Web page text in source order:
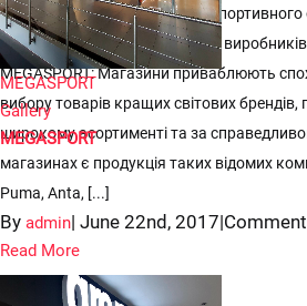
MEGASPORT
Gallery
MEGASPORT
мультибрендових магазинів спортивного
аксесуарів провідних світових
MEGASPORT: Магазини приваблюють
вибору товарів кращих світових брендів,
широкому асортименті та за
магазинах є продукція таких відомих
Puma, Anta, [...]
By admin| June 22nd, 2017|
Read More